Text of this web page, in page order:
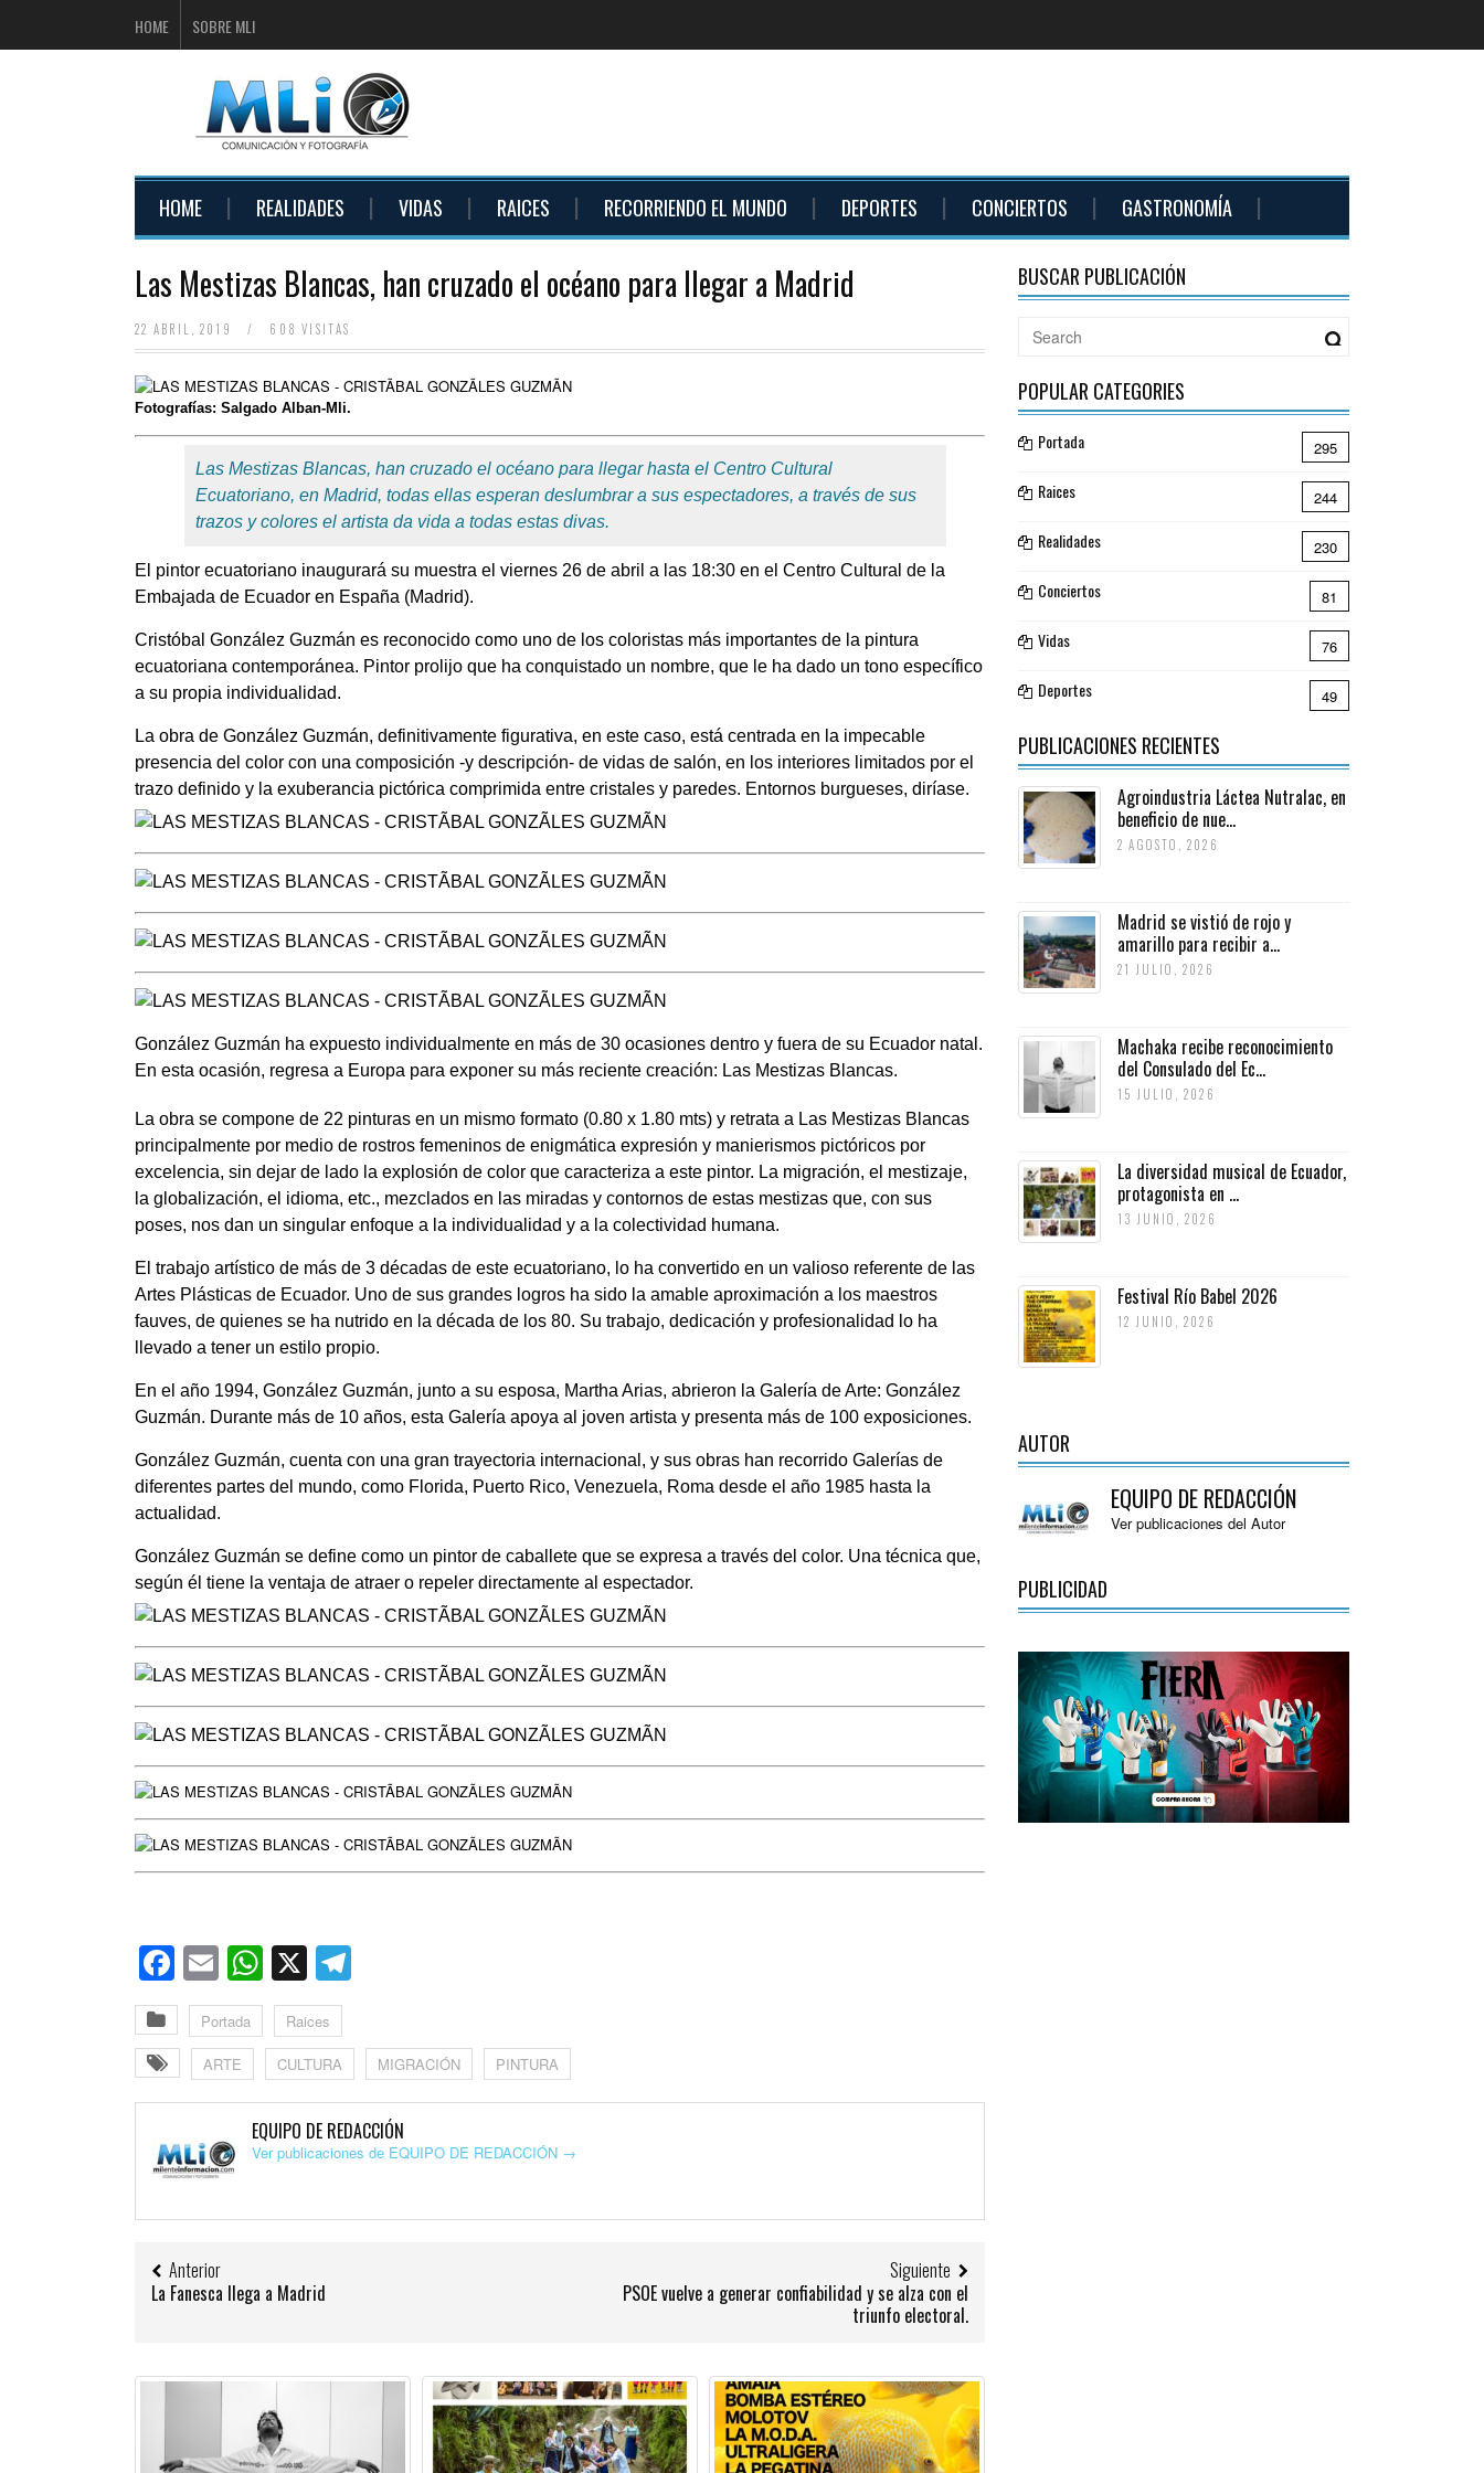
HOME SOBRE MLI
HOME REALIDADES VIDAS RAICES RECORRIENDO EL MUNDO DEPORTES CONCIERTOS GASTRONOMÍA
Las Mestizas Blancas, han cruzado el océano para llegar a Madrid
22 ABRIL, 2019 / 608 VISITAS
Fotografías: Salgado Alban-Mli.
Las Mestizas Blancas, han cruzado el océano para llegar hasta el Centro Cultural
Ecuatoriano, en Madrid, todas ellas esperan deslumbrar a sus espectadores, a través de sus
trazos y colores el artista da vida a todas estas divas.
El pintor ecuatoriano inaugurará su muestra el viernes 26 de abril a las 18:30 en el Centro Cultural de la
Embajada de Ecuador en España (Madrid).
Cristóbal González Guzmán es reconocido como uno de los coloristas más importantes de la pintura
ecuatoriana contemporánea. Pintor prolijo que ha conquistado un nombre, que le ha dado un tono específico
a su propia individualidad.
La obra de González Guzmán, definitivamente figurativa, en este caso, está centrada en la impecable
presencia del color con una composición -y descripción- de vidas de salón, en los interiores limitados por el
trazo definido y la exuberancia pictórica comprimida entre cristales y paredes. Entornos burgueses, diríase.
González Guzmán ha expuesto individualmente en más de 30 ocasiones dentro y fuera de su Ecuador natal.
En esta ocasión, regresa a Europa para exponer su más reciente creación: Las Mestizas Blancas.
La obra se compone de 22 pinturas en un mismo formato (0.80 x 1.80 mts) y retrata a Las Mestizas Blancas
principalmente por medio de rostros femeninos de enigmática expresión y manierismos pictóricos por
excelencia, sin dejar de lado la explosión de color que caracteriza a este pintor. La migración, el mestizaje,
la globalización, el idioma, etc., mezclados en las miradas y contornos de estas mestizas que, con sus
poses, nos dan un singular enfoque a la individualidad y a la colectividad humana.
El trabajo artístico de más de 3 décadas de este ecuatoriano, lo ha convertido en un valioso referente de las
Artes Plásticas de Ecuador. Uno de sus grandes logros ha sido la amable aproximación a los maestros
fauves, de quienes se ha nutrido en la década de los 80. Su trabajo, dedicación y profesionalidad lo ha
llevado a tener un estilo propio.
En el año 1994, González Guzmán, junto a su esposa, Martha Arias, abrieron la Galería de Arte: González
Guzmán. Durante más de 10 años, esta Galería apoya al joven artista y presenta más de 100 exposiciones.
González Guzmán, cuenta con una gran trayectoria internacional, y sus obras han recorrido Galerías de
diferentes partes del mundo, como Florida, Puerto Rico, Venezuela, Roma desde el año 1985 hasta la
actualidad.
González Guzmán se define como un pintor de caballete que se expresa a través del color. Una técnica que,
según él tiene la ventaja de atraer o repeler directamente al espectador.
Facebook
EmailWhatsApp
X
Portada Raices
ARTE CULTURA MIGRACIÓN PINTURA
EQUIPO DE REDACCIÓN
Ver publicaciones de EQUIPO DE REDACCIÓN →
Anterior
La Fanesca llega a Madrid
Siguiente
PSOE vuelve a generar confiabilidad y se alza con el
triunfo electoral.
BUSCAR PUBLICACIÓN
POPULAR CATEGORIES
Portada 295
Raices 244
Realidades 230
Conciertos 81
Vidas 76
Deportes 49
PUBLICACIONES RECIENTES
Agroindustria Láctea Nutralac, en
beneficio de nue...
2 AGOSTO, 2026
Madrid se vistió de rojo y
amarillo para recibir a...
21 JULIO, 2026
Machaka recibe reconocimiento
del Consulado del Ec...
15 JULIO, 2026
La diversidad musical de Ecuador,
protagonista en ...
13 JUNIO, 2026
Festival Río Babel 2026
12 JUNIO, 2026
AUTOR
EQUIPO DE REDACCIÓN
Ver publicaciones del Autor
PUBLICIDAD